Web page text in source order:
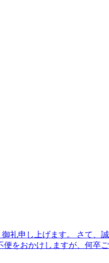
礼申し上げます。 さて、
をおかけしますが、何卒